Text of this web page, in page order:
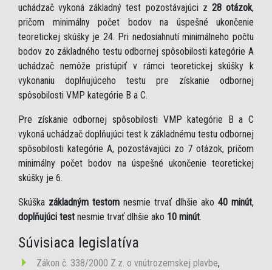
uchádzač vykoná základný test pozostávajúci z 28 otázok,
pričom minimálny počet bodov na úspešné ukončenie
teoretickej skúšky je 24. Pri nedosiahnutí minimálneho počtu
bodov zo základného testu odbornej spôsobilosti kategórie A
uchádzač nemôže pristúpiť v rámci teoretickej skúšky k
vykonaniu doplňujúceho testu pre získanie odbornej
spôsobilosti VMP kategórie B a C.
Pre získanie odbornej spôsobilosti VMP kategórie B a C
vykoná uchádzač doplňujúci test k základnému testu odbornej
spôsobilosti kategórie A, pozostávajúci zo 7 otázok, pričom
minimálny počet bodov na úspešné ukončenie teoretickej
skúšky je 6.
Skúška základným testom nesmie trvať dlhšie ako 40 minút,
doplňujúci test nesmie trvať dlhšie ako 10 minút.
Súvisiaca legislatíva
Zákon č. 338/2000 Z.z. o vnútrozemskej plavbe,